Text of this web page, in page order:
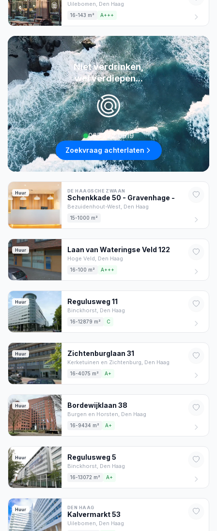
Uilebomen, Den Haag
16-143 m² A+++
Niet verdrinken,
wel verdiepen...
085 222 0619
Zoekvraag achterlaten
Huur DE HAAGSCHE ZWAAN
Schenkkade 50 - Gravenhage -
Bezuidenhout-West, Den Haag
15-1000 m²
Huur Laan van Wateringse Veld 122
Hoge Veld, Den Haag
16-100 m² A+++
Huur Regulusweg 11
Binckhorst, Den Haag
16-12879 m² C
Huur Zichtenburglaan 31
Kerketuinen en Zichtenburg, Den Haag
16-4075 m² A+
Huur Bordewijklaan 38
Burgen en Horsten, Den Haag
16-9434 m² A+
Huur Regulusweg 5
Binckhorst, Den Haag
16-13072 m² A+
Huur DEN HAAG
Kalvermarkt53
Uilebomen, Den Haag